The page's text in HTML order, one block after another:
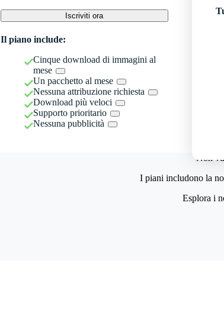
Iscriviti ora
Il piano include:
Cinque download di immagini al
mese
Un pacchetto al mese
Nessuna attribuzione richiesta
Download più veloci
Supporto prioritario
Nessuna pubblicità
Non
I piani includono la
Esplora i